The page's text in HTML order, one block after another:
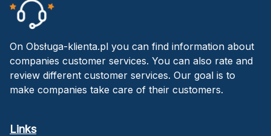
On Obsługa-klienta.pl you can find information about
companies customer services. You can also rate and
review different customer services. Our goal is to
make companies take care of their customers.
Links